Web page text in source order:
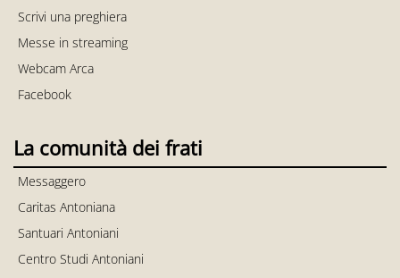
Scrivi una preghiera
Messe in streaming
Webcam Arca
Facebook
La comunità dei frati
Messaggero
Caritas Antoniana
Santuari Antoniani
Centro Studi Antoniani